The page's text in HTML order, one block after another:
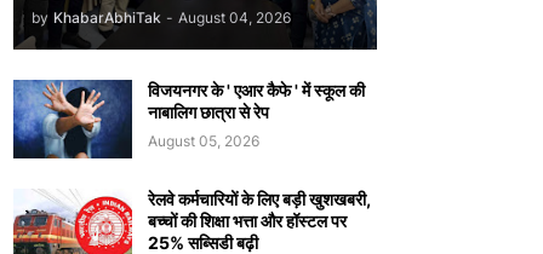
by KhabarAbhiTak - August 04, 2026
विजयनगर के ' एआर कैफे ' में स्कूल की
नाबालिग छात्रा से रेप
August 05, 2026
रेलवे कर्मचारियों के लिए बड़ी खुशखबरी,
बच्चों की शिक्षा भत्ता और हॉस्टल पर
25% सब्सिडी बढ़ी